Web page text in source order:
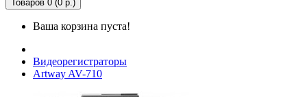
Товаров 0 (0 р.)
Ваша корзина пуста!
Видеорегистраторы
Artway AV-710